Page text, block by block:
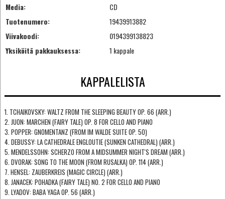
Media:
CD
Tuotenumero:
19439913882
Viivakoodi:
0194399138823
Yksiköitä pakkauksessa:
1 kappale
KAPPALELISTA
1. TCHAIKOVSKY: WALTZ FROM THE SLEEPING BEAUTY OP. 66 (ARR.)
2. JUON: MARCHEN (FAIRY TALE) OP. 8 FOR CELLO AND PIANO
3. POPPER: GNOMENTANZ (FROM IM WALDE SUITE OP. 50)
4. DEBUSSY: LA CATHEDRALE ENGLOUTIE (SUNKEN CATHEDRAL) (ARR.)
5. MENDELSSOHN: SCHERZO FROM A MIDSUMMER NIGHT'S DREAM (ARR.)
6. DVORAK: SONG TO THE MOON (FROM RUSALKA) OP. 114 (ARR.)
7. HENSEL: ZAUBERKREIS (MAGIC CIRCLE) (ARR.)
8. JANACEK: POHADKA (FAIRY TALE) NO. 2 FOR CELLO AND PIANO
9. LYADOV: BABA YAGA OP. 56 (ARR.)